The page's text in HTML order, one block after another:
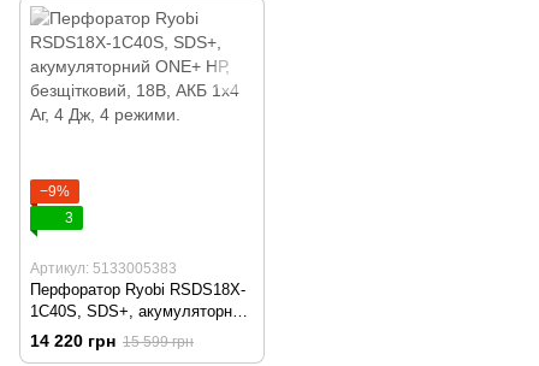
−9%
3
Артикул: 5133005383
Перфоратор Ryobi RSDS18X-
1C40S, SDS+, акумуляторний
ONE+ НР, безщітковий, 18В,
АКБ 1х4 Аг, 4 Дж, 4 режими.
14 220 грн 15 599 грн